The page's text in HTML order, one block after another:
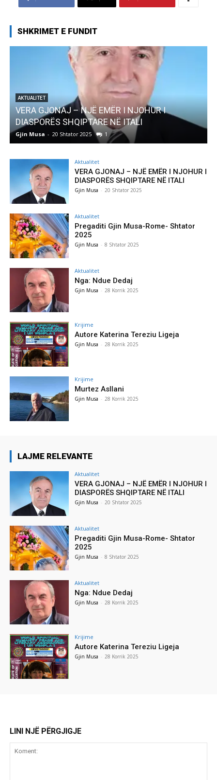
SHKRIMET E FUNDIT
NJOHUR I
AKTUALITET
Pregaditi Gjin Musa-Rome-
Gjin Musa - 8 Shtator 2025
Aktualitet
VERA GJONAJ – NJË EMËR I NJOHUR I
DIASPORËS SHQIPTARE NË ITALI
Gjin Musa - 20 Shtator 2025
Aktualitet
Pregaditi Gjin Musa-Rome- Shtator
2025
Gjin Musa - 8 Shtator 2025
Aktualitet
Nga: Ndue Dedaj
Gjin Musa - 28 Korrik 2025
Krijime
Autore Katerina Tereziu Ligeja
Gjin Musa - 28 Korrik 2025
Krijime
Murtez Asllani
Gjin Musa - 28 Korrik 2025
LAJME RELEVANTE
Aktualitet
VERA GJONAJ – NJË EMËR I NJOHUR I
DIASPORËS SHQIPTARE NË ITALI
Gjin Musa - 20 Shtator 2025
Aktualitet
Pregaditi Gjin Musa-Rome- Shtator
2025
Gjin Musa - 8 Shtator 2025
Aktualitet
Nga: Ndue Dedaj
Gjin Musa - 28 Korrik 2025
Krijime
Autore Katerina Tereziu Ligeja
Gjin Musa - 28 Korrik 2025
LINI NJË PËRGJIGJE